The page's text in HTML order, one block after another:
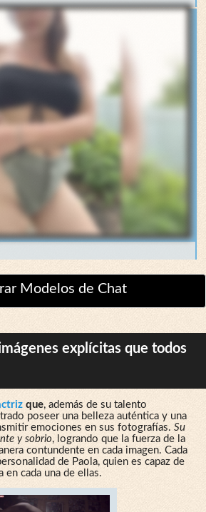
Modelos de Chat
explícitas que todos
que, además de su talento
poseer una belleza auténtica y una
emociones en sus fotografías. Su
y sobrio, logrando que la fuerza de la
contundente en cada imagen. Cada
de Paola, quien es capaz de
en cada una de ellas.